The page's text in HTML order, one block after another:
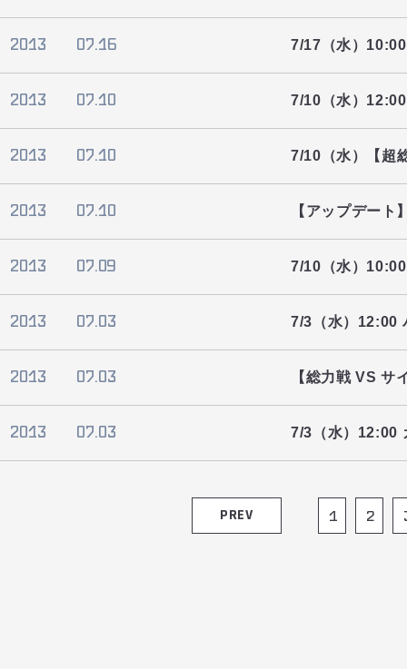
2013 07.16 7/17（水）
2013 07.10 7/10（水）
2013 07.10 7/10（水）【超
2013 07.10 【アップデート
2013 07.09 7/10（水）
2013 07.03 7/3（水）12:00
2013 07.03 【総力戦 VS サ
2013 07.03 7/3（水）12:00
PREV 1 2